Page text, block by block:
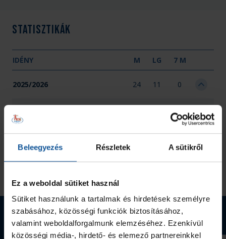
Beleegyezés Részletek A sütikről
Ez a weboldal sütiket használ
Sütiket használunk a tartalmak és hirdetések személyre
szabásához, közösségi funkciók biztosításához,
valamint weboldalforgalmunk elemzéséhez. Ezenkívül
közösségi média-, hirdető- és elemező partnereinkkel
Statisztikák
IDÉNY M LG 7 M
2025/2026 24 11 0
0
XIII. OrosCup - U12
Webshop termékek